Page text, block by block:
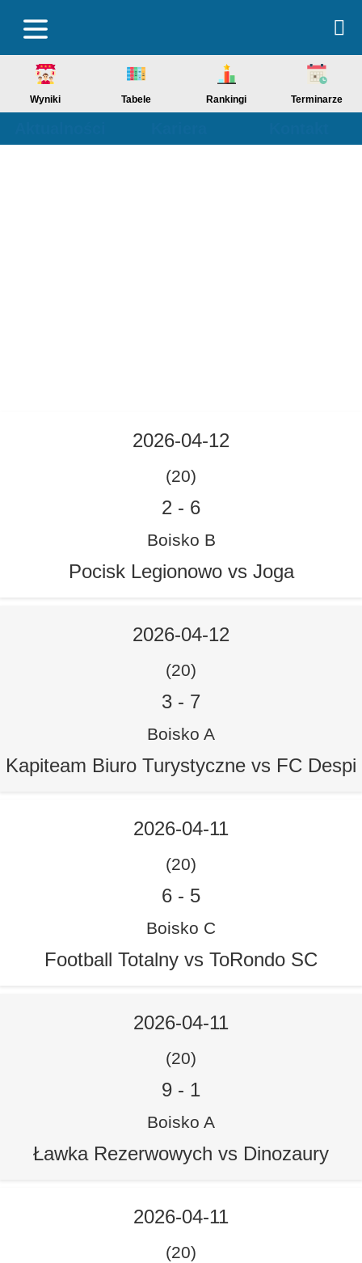
Wyniki Tabele Rankingi Terminarze
2026-04-12
(20)
2 - 6
Boisko B
Pocisk Legionowo vs Joga
2026-04-12
(20)
3 - 7
Boisko A
Kapiteam Biuro Turystyczne vs FC Despi
2026-04-11
(20)
6 - 5
Boisko C
Football Totalny vs ToRondo SC
2026-04-11
(20)
9 - 1
Boisko A
Ławka Rezerwowych vs Dinozaury
2026-04-11
(20)